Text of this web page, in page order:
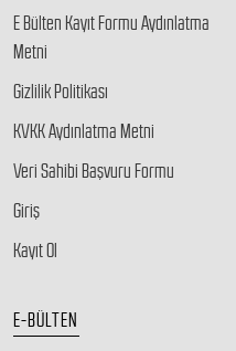
E Bülten Kayıt Formu Aydınlatma
Metni
Gizlilik Politikası
KVKK Aydınlatma Metni
Veri Sahibi Başvuru Formu
Giriş
Kayıt Ol
E-BÜLTEN